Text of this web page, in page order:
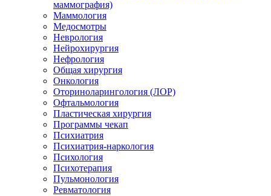
маммография)
Маммология
Медосмотры
Неврология
Нейрохирургия
Нефрология
Общая хирургия
Онкология
Оториноларингология (ЛОР)
Офтальмология
Пластическая хирургия
Программы чекап
Психиатрия
Психиатрия-наркология
Психология
Психотерапия
Пульмонология
Ревматология